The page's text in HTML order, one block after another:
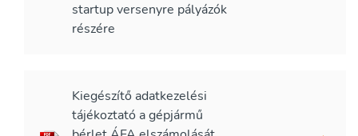
startup versenyre pályázók
részére
Kiegészítő adatkezelési
tájékoztató a gépjármű